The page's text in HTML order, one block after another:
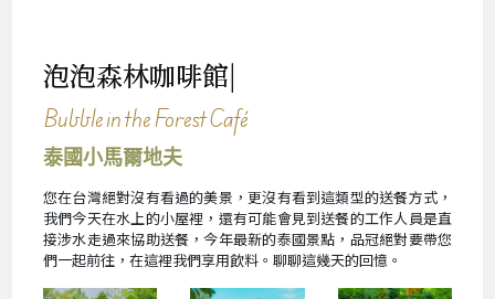
泡泡森林咖啡館|
Bubble in the Forest Café
泰國小馬爾地夫
您在台灣絕對沒有看過的美景，更沒有看到這類型的送餐方式，
我們今天在水上的小屋裡，還有可能會見到送餐的工作人員是直
接涉水走過來協助送餐，今年最新的泰國景點，品冠絕對要帶您
們一起前往，在這裡我們享用飲料。聊聊這幾天的回憶。